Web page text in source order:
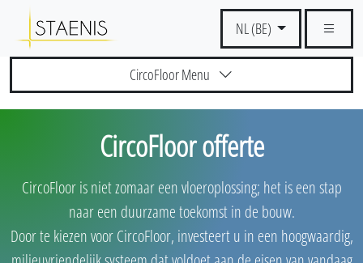
NL (BE)
CircoFloor Menu
CircoFloor offerte
CircoFloor is niet zomaar een vloeroplossing; het is een stap
naar een duurzame toekomst in de bouw.
Door te kiezen voor CircoFloor, investeert u in een hoogwaardig,